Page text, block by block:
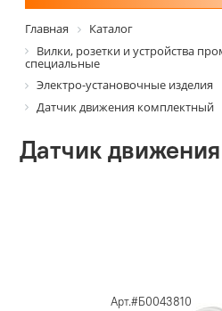
Главная
Каталог
Вилки, розетки и устройства
специальные
Электро-установочные изделия
Датчик движения комплектный
Датчик
Арт.#Б0043810